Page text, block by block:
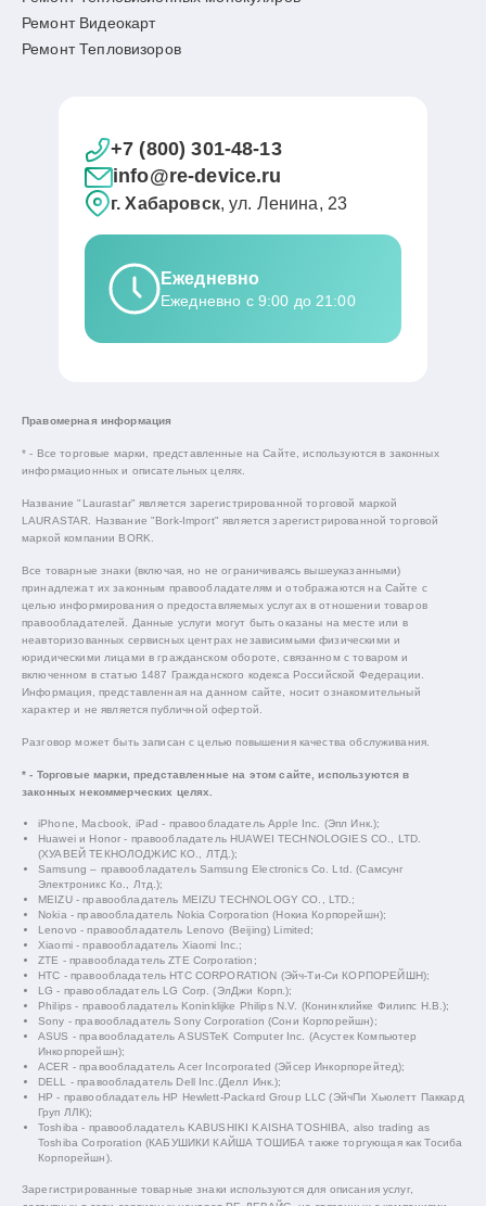
Ремонт Видеокарт
Ремонт Тепловизоров
+7 (800) 301-48-13
info@re-device.ru
г. Хабаровск, ул. Ленина, 23
Ежедневно
Ежедневно с 9:00 до 21:00
Правомерная информация
* - Все торговые марки, представленные на Сайте, используются в законных
информационных и описательных целях.
Название "Laurastar" является зарегистрированной торговой маркой
LAURASTAR. Название "Bork-Import" является зарегистрированной торговой
маркой компании BORK.
Все товарные знаки (включая, но не ограничиваясь вышеуказанными)
принадлежат их законным правообладателям и отображаются на Сайте с
целью информирования о предоставляемых услугах в отношении товаров
правообладателей. Данные услуги могут быть оказаны на месте или в
неавторизованных сервисных центрах независимыми физическими и
юридическими лицами в гражданском обороте, связанном с товаром и
включенном в статью 1487 Гражданского кодекса Российской Федерации.
Информация, представленная на данном сайте, носит ознакомительный
характер и не является публичной офертой.
Разговор может быть записан с целью повышения качества обслуживания.
* - Торговые марки, представленные на этом сайте, используются в
законных некоммерческих целях.
iPhone, Macbook, iPad - правообладатель Apple Inc. (Эпл Инк.);
Huawei и Honor - правообладатель HUAWEI TECHNOLOGIES CO., LTD.
(ХУАВЕЙ ТЕКНОЛОДЖИС КО., ЛТД.);
Samsung – правообладатель Samsung Electronics Co. Ltd. (Самсунг
Электроникс Ко., Лтд.);
MEIZU - правообладатель MEIZU TECHNOLOGY CO., LTD.;
Nokia - правообладатель Nokia Corporation (Нокиа Корпорейшн);
Lenovo - правообладатель Lenovo (Beijing) Limited;
Xiaomi - правообладатель Xiaomi Inc.;
ZTE - правообладатель ZTE Corporation;
HTC - правообладатель HTC CORPORATION (Эйч-Ти-Си КОРПОРЕЙШН);
LG - правообладатель LG Corp. (ЭлДжи Корп.);
Philips - правообладатель Koninklijke Philips N.V. (Конинклийке Филипс Н.В.);
Sony - правообладатель Sony Corporation (Сони Корпорейшн);
ASUS - правообладатель ASUSTeK Computer Inc. (Асустек Компьютер
Инкорпорейшн);
ACER - правообладатель Acer Incorporated (Эйсер Инкорпорейтед);
DELL - правообладатель Dell Inc.(Делл Инк.);
HP - правообладатель HP Hewlett-Packard Group LLC (ЭйчПи Хьюлетт Паккард
Груп ЛЛК);
Toshiba - правообладатель KABUSHIKI KAISHA TOSHIBA, also trading as
Toshiba Corporation (КАБУШИКИ КАЙША ТОШИБА также торгующая как Тосиба
Корпорейшн).
Зарегистрированные товарные знаки используются для описания услуг,